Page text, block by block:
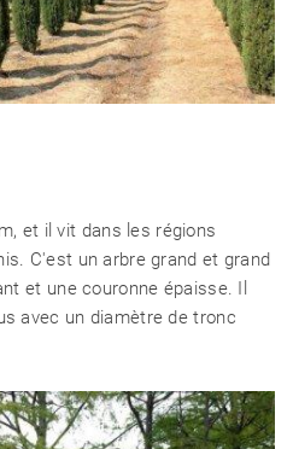
et il vit dans les régions
C'est un arbre grand et grand
et une couronne épaisse. Il
avec un diamètre de tronc